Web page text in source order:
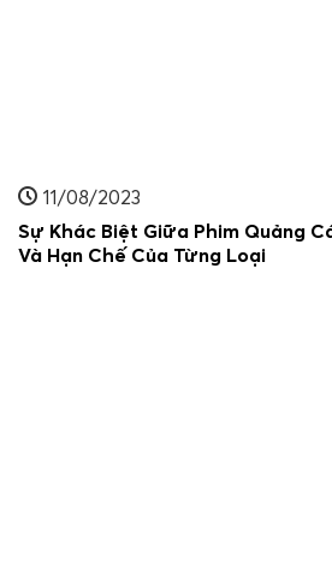
11/08/2023
Sự Khác Biệt Giữa Phim Quảng
Và Hạn Chế Của Từng Loại